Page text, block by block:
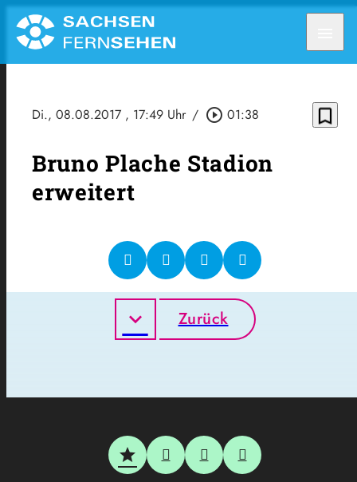
Di., 08.08.2017 , 17:49 Uhr / play_circle_outline 01:38 bookmark_border
Bruno Plache Stadion
erweitert
Zurück